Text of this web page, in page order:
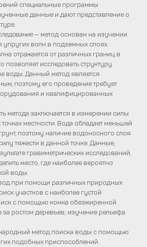
специальные программы
данные и дают представление о
— метод основан на изучении
упругих волн в подземных слоях.
отражается от различных границ в
позволяет исследовать структуру
воды. Данный метод является
поэтому его проведение требует
и квалифицированных
метода заключается в измерении силы
местности. Вода обладает меньшей
поэтому наличие водоносного слоя
тяжести в данной точке. Данные,
гравиметрических исследований,
место, где наиболее вероятно
воды.
при помощи различных природных
участков с наиболее густой
с помощью комка обезжиренной
ростом деревьев; изучение рельефа
метод поиска воды с помощью
подобных приспособлений.